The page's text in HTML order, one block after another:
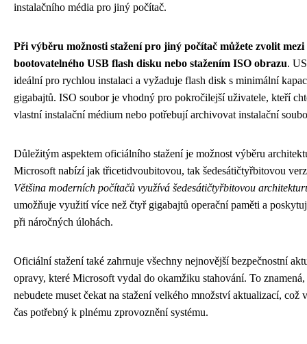
instalačního média pro jiný počítač.
Při výběru možnosti stažení pro jiný počítač můžete zvolit
bootovatelného USB flash disku nebo stažením ISO obrazu.
ideální pro rychlou instalaci a vyžaduje flash disk s minimální
gigabajtů. ISO soubor je vhodný pro pokročilejší uživatele, kteří
vlastní instalační médium nebo potřebují archivovat instalační
Důležitým aspektem oficiálního stažení je možnost výběru
Microsoft nabízí jak třicetidvoubitovou, tak šedesátičtyřbitovou
Většina moderních počítačů využívá šedesátičtyřbitovou
umožňuje využití více než čtyř gigabajtů operační paměti a
při náročných úlohách.
Oficiální stažení také zahrnuje všechny nejnovější bezpečnostní
opravy, které Microsoft vydal do okamžiku stahování. To
nebudete muset čekat na stažení velkého množství aktualizací, což
čas potřebný k plnému zprovoznění systému.